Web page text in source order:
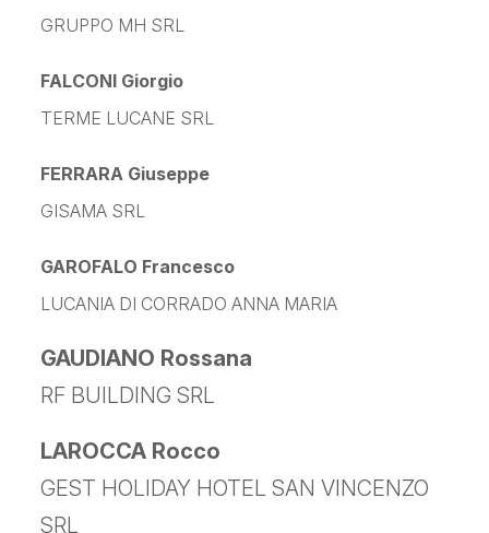
GRUPPO MH SRL
FALCONI Giorgio
TERME LUCANE SRL
FERRARA Giuseppe
GISAMA SRL
GAROFALO Francesco
LUCANIA DI CORRADO ANNA MARIA
GAUDIANO Rossana
RF BUILDING SRL
LAROCCA Rocco
GEST HOLIDAY HOTEL SAN VINCENZO
SRL